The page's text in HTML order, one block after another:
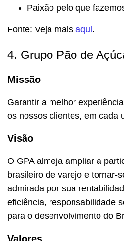
Paixão pelo que
Fonte: Veja mais aqui.
4. Grupo Pão de
Missão
Garantir a melhor
os nossos clientes, em cada
Visão
O GPA almeja ampliar a
brasileiro de varejo e tornar-
admirada por sua
eficiência, responsabilidade
para o desenvolvimento do
Valores